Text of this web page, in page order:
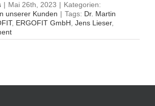
| Mai 26th, 2023 | Kategorien:
unserer Kunden | Tags: Dr. Martin
, ERGOFIT GmbH, Jens Lieser,